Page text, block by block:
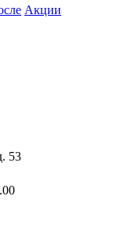
Акции
53